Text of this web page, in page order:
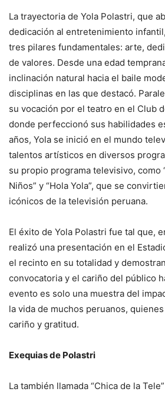
La trayectoria de Yola Polastri, que
dedicación al entretenimiento
tres pilares fundamentales: arte,
de valores. Desde una edad
inclinación natural hacia el baile
disciplinas en las que destacó.
su vocación por el teatro en el Club
donde perfeccionó sus habilidades
años, Yola se inició en el mundo
talentos artísticos en diversos
su propio programa televisivo, como
Niños” y “Hola Yola”, que se
icónicos de la televisión peruana.
El éxito de Yola Polastri fue tal que,
realizó una presentación en el
el recinto en su totalidad y
convocatoria y el cariño del público
evento es solo una muestra del
la vida de muchos peruanos,
cariño y gratitud.
Exequias de Polastri
La también llamada “Chica de la